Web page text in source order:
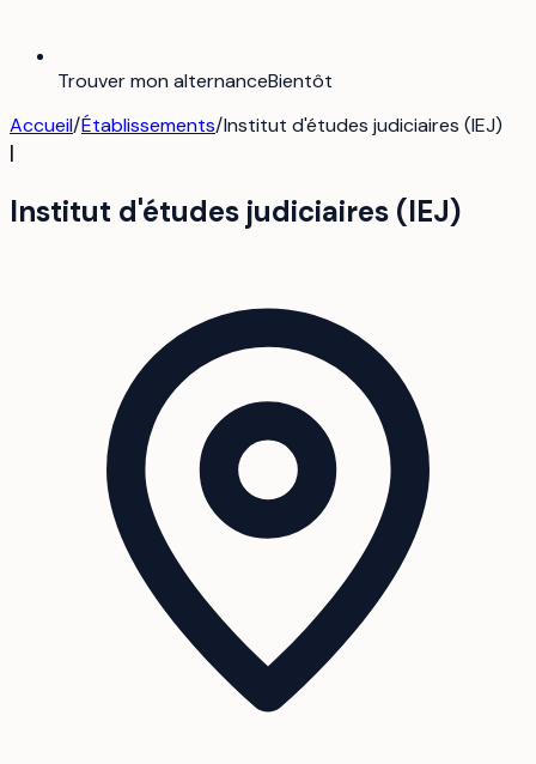
Trouver mon alternanceBientôt
Accueil/Établissements/Institut d'études judiciaires (IEJ)
I
Institut d'études judiciaires (IEJ)